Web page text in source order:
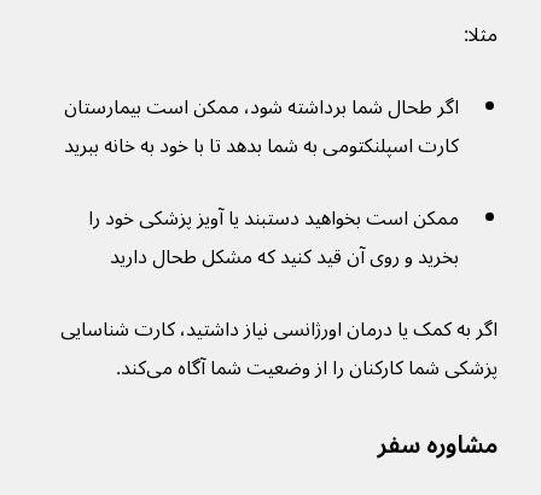
مثلا:
اگر طحال شما برداشته شود، ممکن است بیمارستان
کارت اسپلنکتومی به شما بدهد تا با خود به خانه ببرید
ممکن است بخواهید دستبند یا آویز پزشکی خود را
بخرید و روی آن قید کنید که مشکل طحال دارید
اگر به کمک یا درمان اورژانسی نیاز داشتید، کارت شناسایی
پزشکی شما کارکنان را از وضعیت شما آگاه می‌کند.
مشاوره سفر